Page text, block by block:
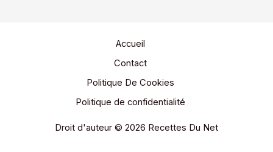
Accueil
Contact
Politique De Cookies
Politique de confidentialité
Droit d'auteur © 2026 Recettes Du Net